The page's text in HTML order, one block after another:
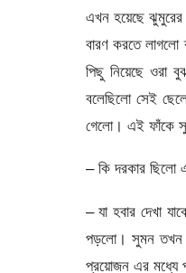
এখন হয়েছে ঝুমুরের
বারণ করতে লাগলো
পিছু নিয়েছে ওরা
বলেছিলো সেই
গেলো। এই ফাঁকে
– কি দরকার ছিলো
– যা হবার দেখা
পড়লো। সুমন তখন
প্রয়োজন এর মধ্যে